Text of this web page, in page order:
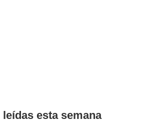
esta semana